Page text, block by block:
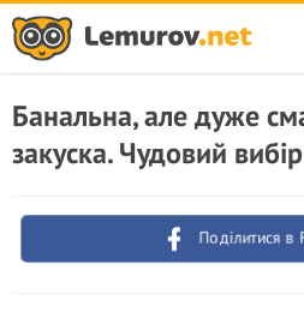
Банальна, але дуже
закуска. Чудовий
Поділитися в